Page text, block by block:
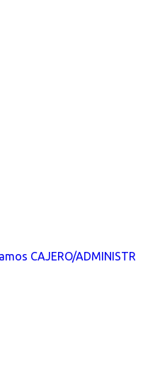
CAJERO/ADMINISTR